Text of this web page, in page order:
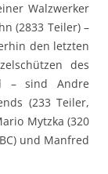
Walzwerker
(2833 Teiler) –
den letzten
des
– sind Andre
(233 Teiler,
Mytzka (320
und Manfred